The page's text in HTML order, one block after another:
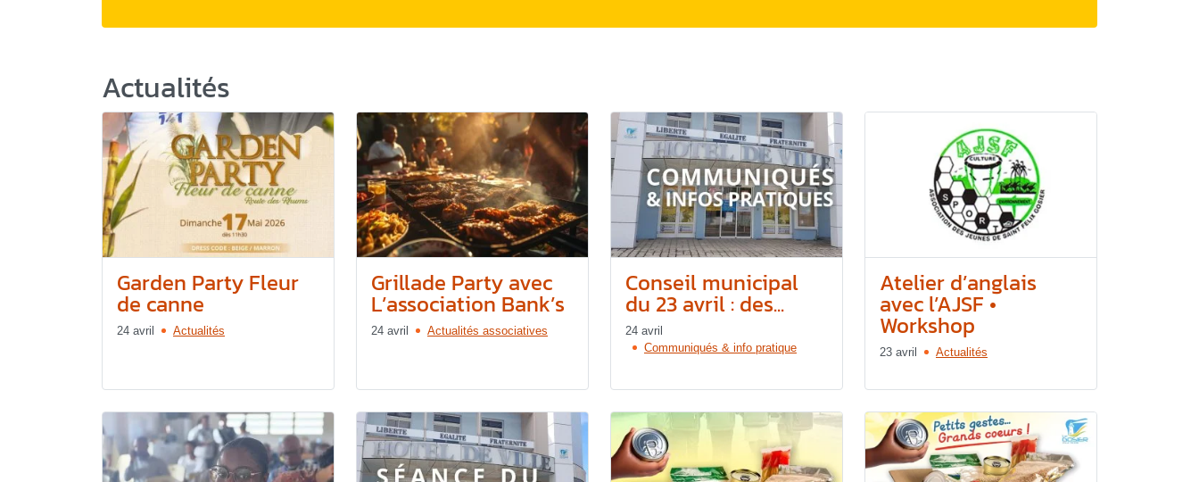
Actualités
Garden Party Fleur
de canne
24 avril Actualités
Grillade Party avec
L’association Bank’s
24 avril Actualités associatives
Conseil municipal
du 23 avril : des...
24 avril
Communiqués & info pratique
Atelier d’anglais
avec l’AJSF •
Workshop
23 avril Actualités